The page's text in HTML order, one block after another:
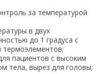
за температурой
в двух
до 1 градуса с
термоэлементов;
пациентов с высоким
тела, вырез для головы;